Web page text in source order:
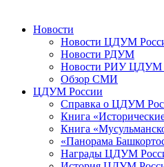
Новости
Новости ЦДУМ
Новости РДУМ
Новости РИУ ЦДУМ
Обзор СМИ
ЦДУМ России
Справка о ЦДУМ
Книга
Книга
«Панорама
Награды ЦДУМ